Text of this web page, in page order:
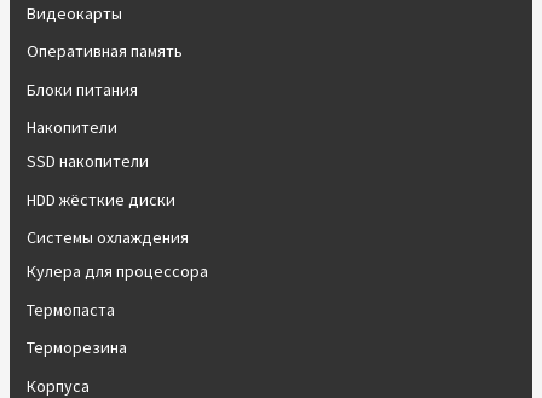
Видеокарты
Оперативная память
Блоки питания
Накопители
SSD накопители
HDD жёсткие диски
Системы охлаждения
Кулера для процессора
Термопаста
Терморезина
Корпуса